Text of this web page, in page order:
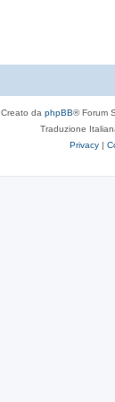
Creato da phpBB® Forum
Traduzione
Privacy |